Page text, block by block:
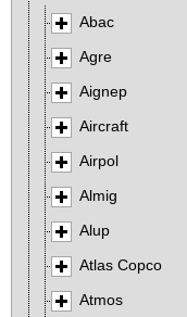
Abac
Agre
Aignep
Aircraft
Airpol
Almig
Alup
Atlas Copco
Atmos